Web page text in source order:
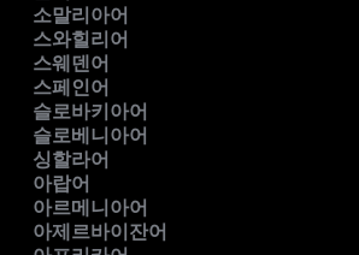
소말리아어
스와힐리어
스웨덴어
스페인어
슬로바키아어
슬로베니아어
싱할라어
아랍어
아르메니아어
아제르바이잔어